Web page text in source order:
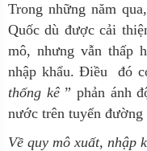
Trong những năm
Quốc dù được cải
mô, nhưng vẫn thấp
nhập khẩu. Điều đó
thống kê” phản ánh
nước trên tuyến
Về quy mô xuất, nhập